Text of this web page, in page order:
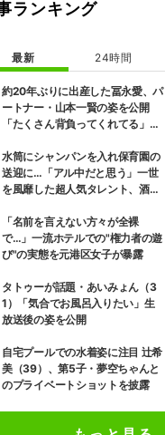
ランキング
最新 24時間
約20年ぶりに出産した冨永愛、パ
ートナー・山本一賢の姿を公開
「たくさん背負ってくれてる」感
水筒にシャンパンを入れ保育園の
送迎に…「アル中だと思う」一世
を風靡した超人気タレント、酒漬
「名前を言えない方々が全裸
で…」一流ホテルでの"権力者の遊
び"の実態を元港区女子が暴露
タトゥーが話題・あいみょん（3
1）「気合でお風呂入りたい」生
放送後の姿を公開
自宅プールでの水着姿に注目 辻希
美（39）、第5子・夢空ちゃんと
のプライベートショットを披露